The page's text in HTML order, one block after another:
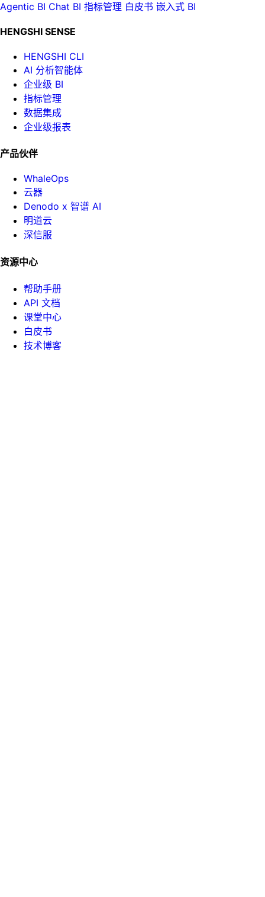
Agentic BI Chat BI 指标管理 白皮书 嵌入式 BI
HENGSHI SENSE
HENGSHI CLI
AI 分析智能体
企业级 BI
指标管理
数据集成
企业级报表
产品伙伴
WhaleOps
云器
Denodo x 智谱 AI
明道云
深信服
资源中心
帮助手册
API 文档
课堂中心
白皮书
技术博客